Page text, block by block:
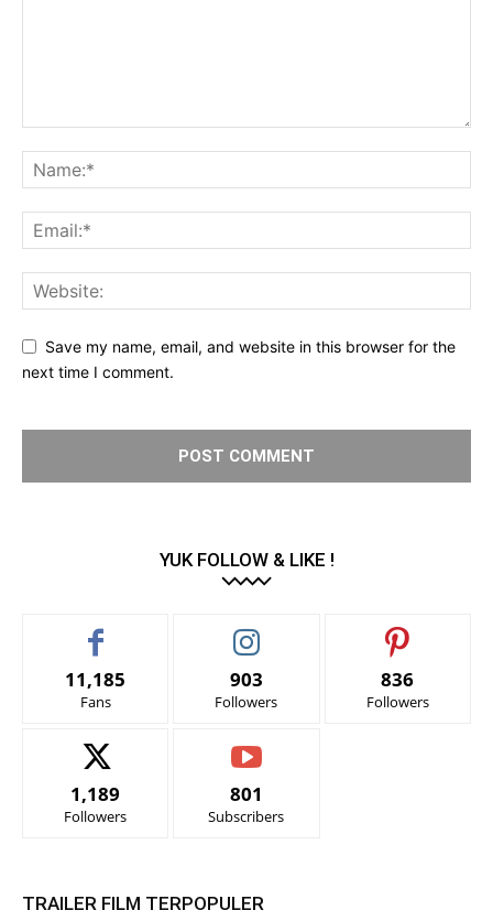
Save my name, email, and website in this browser for the
next time I comment.
YUK FOLLOW & LIKE !
11,185
Fans
903
Followers
836
Followers
1,189
Followers
801
Subscribers
TRAILER FILM TERPOPULER